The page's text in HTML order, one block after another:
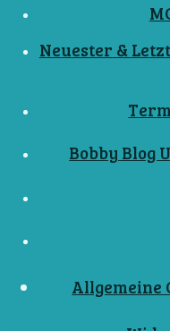
Neuester &
Bobby Blog
Allgemeine